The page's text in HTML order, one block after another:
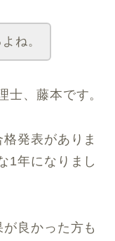
ね。
士、藤本です。
発表がありま
1年になりまし
良かった方も